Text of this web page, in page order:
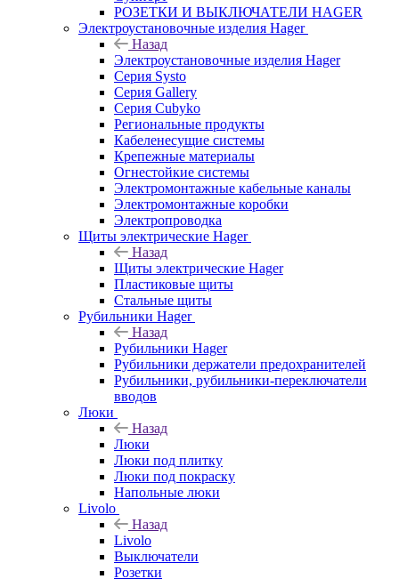
РОЗЕТКИ И ВЫКЛЮЧАТЕЛИ HAGER
Электроустановочные изделия Hager
Назад
Электроустановочные изделия Hager
Серия Systo
Серия Gallery
Серия Cubyko
Региональные продукты
Кабеленесущие системы
Крепежные материалы
Огнестойкие системы
Электромонтажные кабельные каналы
Электромонтажные коробки
Электропроводка
Щиты электрические Hager
Назад
Щиты электрические Hager
Пластиковые щиты
Стальные щиты
Рубильники Hager
Назад
Рубильники Hager
Рубильники держатели предохранителей
Рубильники, рубильники-переключатели
вводов
Люки
Назад
Люки
Люки под плитку
Люки под покраску
Напольные люки
Livolo
Назад
Livolo
Выключатели
Розетки